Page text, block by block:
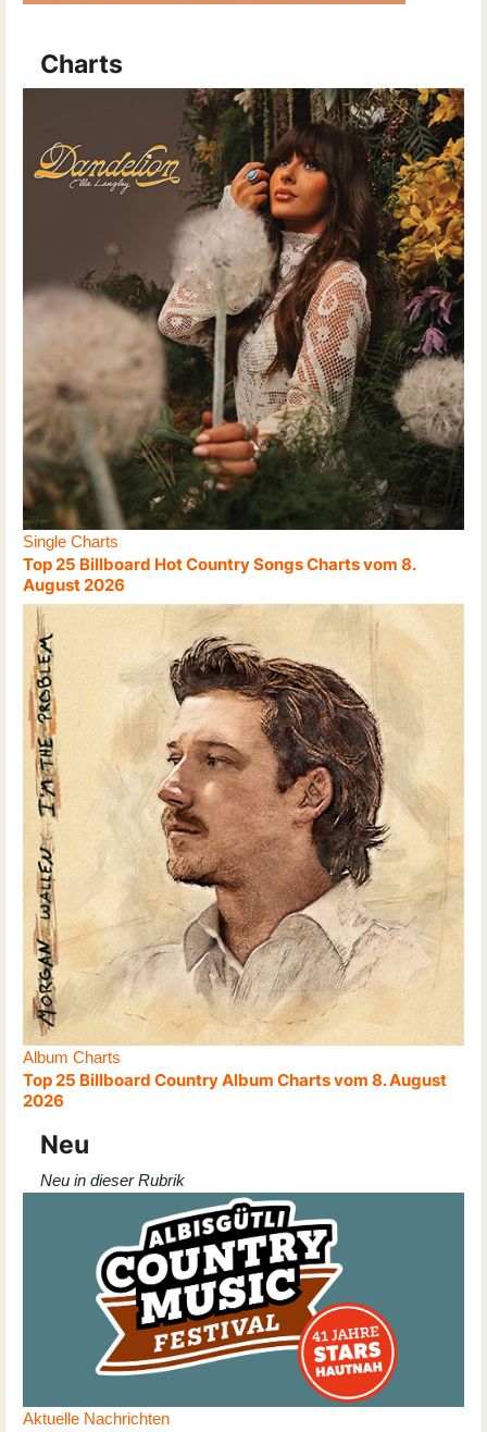
Charts
Single Charts
Top 25 Billboard Hot Country Songs Charts vom 8.
August 2026
Album Charts
Top 25 Billboard Country Album Charts vom 8. August
2026
Neu
Neu in dieser Rubrik
Aktuelle Nachrichten